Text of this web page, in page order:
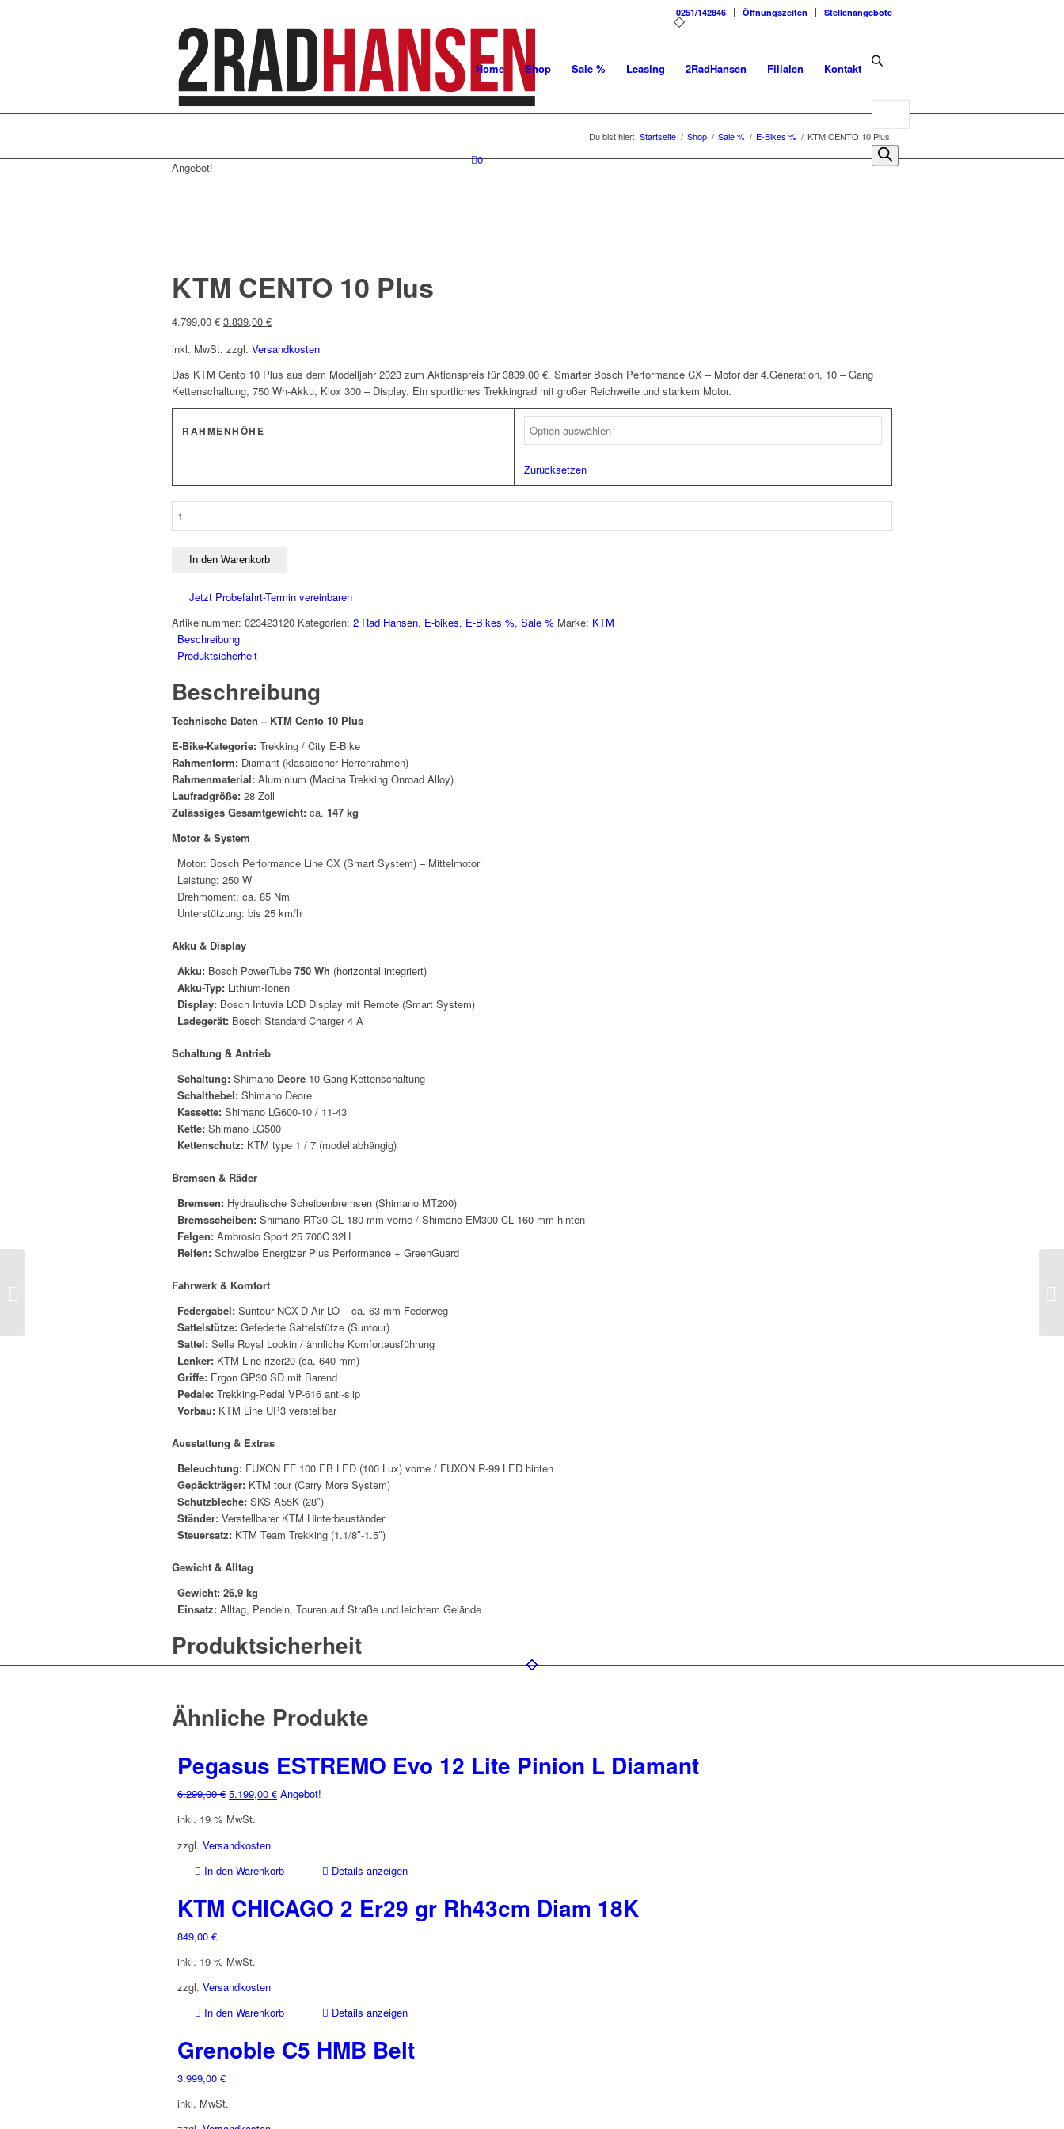
0251/142846 Öffnungszeiten Stellenangebote
Home Shop Sale % Leasing 2RadHansen Filialen Kontakt
Products
search
0
Du bist hier: Startseite / Shop / Sale % / E-Bikes % / KTM CENTO 10 Plus
Angebot!
KTM CENTO 10 Plus
4.799,00€ Ursprünglicher
war:
4.799,00 €
3.839,00 €Aktueller
ist:
3.839,00 €.
inkl. MwSt. zzgl. Versandkosten
Das KTM Cento 10 Plus aus dem Modelljahr 2023 zum Aktionspreis für 3839,00 €. Smarter Bosch Performance CX – Motor der 4.Generation, 10 – Gang
Kettenschaltung, 750 Wh-Akku, Kiox 300 – Display. Ein sportliches Trekkingrad mit großer Reichweite und starkem Motor.
RAHMENHÖHE
Zurücksetzen
PlusIn den Warenkorb
Jetzt Probefahrt-Termin vereinbaren
Artikelnummer: 023423120 Kategorien: 2 Rad Hansen, E-bikes, E-Bikes %, Sale % Marke: KTM
Beschreibung
Produktsicherheit
Beschreibung
Technische Daten – KTM Cento 10 Plus
E-Bike-Kategorie: Trekking / City E-Bike
Rahmenform: Diamant (klassischer Herrenrahmen)
Rahmenmaterial: Aluminium (Macina Trekking Onroad Alloy)
Laufradgröße: 28 Zoll
Zulässiges Gesamtgewicht: ca. 147 kg
Motor & System
Motor: Bosch Performance Line CX (Smart System) – Mittelmotor
Leistung: 250 W
Drehmoment: ca. 85 Nm
Unterstützung: bis 25 km/h
Akku & Display
Akku: Bosch PowerTube 750 Wh (horizontal integriert)
Akku-Typ: Lithium-Ionen
Display: Bosch Intuvia LCD Display mit Remote (Smart System)
Ladegerät: Bosch Standard Charger 4 A
Schaltung & Antrieb
Schaltung: Shimano Deore 10-Gang Kettenschaltung
Schalthebel: Shimano Deore
Kassette: Shimano LG600-10 / 11-43
Kette: Shimano LG500
Kettenschutz: KTM type 1 / 7 (modellabhängig)
Bremsen & Räder
Bremsen: Hydraulische Scheibenbremsen (Shimano MT200)
Bremsscheiben: Shimano RT30 CL 180 mm vorne / Shimano EM300 CL 160 mm hinten
Felgen: Ambrosio Sport 25 700C 32H
Reifen: Schwalbe Energizer Plus Performance + GreenGuard
Fahrwerk & Komfort
Federgabel: Suntour NCX-D Air LO – ca. 63 mm Federweg
Sattelstütze: Gefederte Sattelstütze (Suntour)
Sattel: Selle Royal Lookin / ähnliche Komfortausführung
Lenker: KTM Line rizer20 (ca. 640 mm)
Griffe: Ergon GP30 SD mit Barend
Pedale: Trekking-Pedal VP-616 anti-slip
Vorbau: KTM Line UP3 verstellbar
Ausstattung & Extras
Beleuchtung: FUXON FF 100 EB LED (100 Lux) vorne / FUXON R-99 LED hinten
Gepäckträger: KTM tour (Carry More System)
Schutzbleche: SKS A55K (28″)
Ständer: Verstellbarer KTM Hinterbauständer
Steuersatz: KTM Team Trekking (1.1/8″-1.5″)
Gewicht & Alltag
Gewicht: 26,9 kg
Einsatz: Alltag, Pendeln, Touren auf Straße und leichtem Gelände
Produktsicherheit
Ähnliche Produkte
Pegasus ESTREMO Evo 12 Lite Pinion L Diamant
6.299,00€ Ursprünglicher
war:
6.299,00 €
5.199,00 €Aktueller
Angebot!
inkl. 19 % MwSt.
zzgl. Versandkosten
In den Warenkorb
Details anzeigen
KTM CHICAGO 2 Er29 gr Rh43cm Diam 18K
849,00 €
inkl. 19 % MwSt.
zzgl. Versandkosten
In den Warenkorb
Details anzeigen
Grenoble C5 HMB Belt
3.999,00 €
inkl. MwSt.